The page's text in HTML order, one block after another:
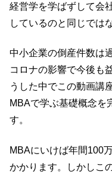
経営学を学ばずして会
しているのと同じでは
中小企業の倒産件数は
コロナの影響で今後も
うした中でこの動画講
MBAで学ぶ基礎概念を
す。
MBAにいけば年間100
かかります。しかしこ